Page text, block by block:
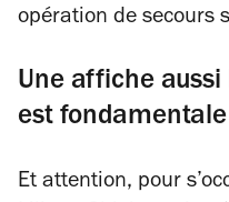
opération de secours
Une affiche
est fondamentale
Et attention, pour